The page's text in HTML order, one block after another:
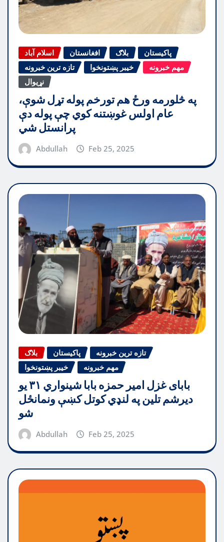
اسلام آباد افغانستان بلاګ
پاکیستان
تازه ترین خبرونه
خیبر پښتونخوا
مهم خبرونه
نړیوال
په څلورمه ورځ هم تورخم پوله تړل شوې،
عام اولس غوښتنه کوي چې پوله دې
پرانستل شي
Abdullah Feb 25, 2025
بلاګ پاکیستان
تازه ترین خبرونه
خیبر پښتونخوا
مهم خبرونه
بابای غزل امیر حمزه بابا شینواري ۳۱ یو
دیرشم تلین په لنډي کوتل کښې ونمانځل
شو
Abdullah Feb 25, 2025